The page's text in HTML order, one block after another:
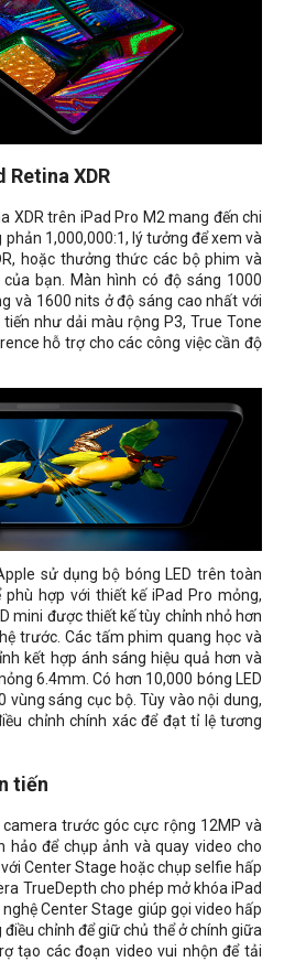
Retina XDR
XDR trên iPad Pro M2 mang đến chi
1,000,000:1, lý tưởng để xem và
hoặc thưởng thức các bộ phim và
bạn. Màn hình có độ sáng 1000
và 1600 nits ở độ sáng cao nhất với
như dải màu rộng P3, True Tone
hỗ trợ cho các công việc cần độ
sử dụng bộ bóng LED trên toàn
hợp với thiết kế iPad Pro mỏng,
mini được thiết kế tùy chỉnh nhỏ hơn
trước. Các tấm phim quang học và
kết hợp ánh sáng hiệu quả hơn và
6.4mm. Có hơn 10,000 bóng LED
vùng sáng cục bộ. Tùy vào nội dung,
chỉnh chính xác để đạt tỉ lệ tương
tiến
trước góc cực rộng 12MP và
hảo để chụp ảnh và quay video cho
Center Stage hoặc chụp selfie hấp
TrueDepth cho phép mở khóa iPad
Center Stage giúp gọi video hấp
chỉnh để giữ chủ thể ở chính giữa
tạo các đoạn video vui nhộn để tải